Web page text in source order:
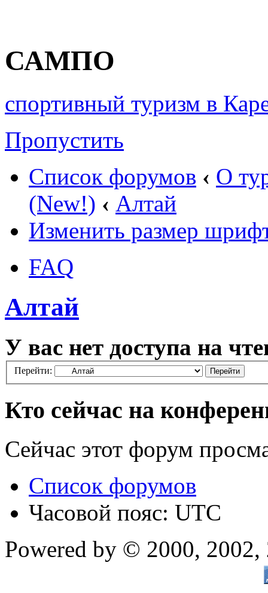
САМПО
спортивный туризм в
Пропустить
Список форумов ‹ О
(New!) ‹ Алтай
Изменить размер
FAQ
Алтай
У вас нет доступа на
Перейти:
Кто сейчас на
Сейчас этот форум
Список форумов
Часовой пояс: UTC
Powered by © 2000,